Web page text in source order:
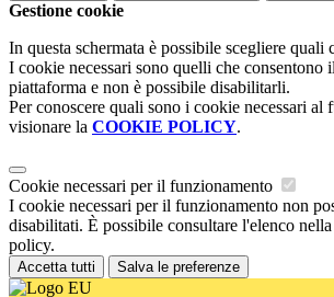
Gestione cookie
In questa schermata è possibile scegliere quali
I cookie necessari sono quelli che consentono
piattaforma e non è possibile disabilitarli.
Per conoscere quali sono i cookie necessari al
visionare la COOKIE POLICY.
Cookie necessari per il funzionamento
I cookie necessari per il funzionamento non
disabilitati. È possibile consultare l'elenco
policy.
Accetta tutti Salva le preferenze